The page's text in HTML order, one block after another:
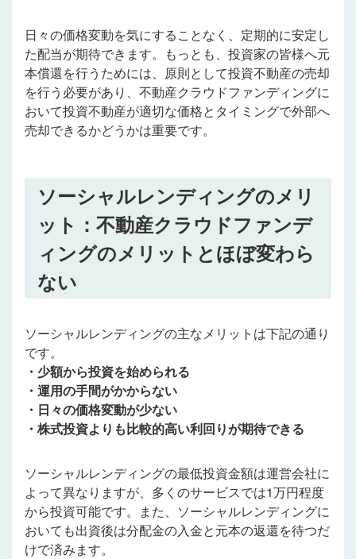
日々の価格変動を気にすることなく、定期的に安定し
た配当が期待できます。もっとも、投資家の皆様へ元
本償還を行うためには、原則として投資不動産の売却
を行う必要があり、不動産クラウドファンディングに
おいて投資不動産が適切な価格とタイミングで外部へ
売却できるかどうかは重要です。
ソーシャルレンディングのメリ
ット：不動産クラウドファンデ
ィングのメリットとほぼ変わら
ない
ソーシャルレンディングの主なメリットは下記の通り
です。
・少額から投資を始められる
・運用の手間がかからない
・日々の価格変動が少ない
・株式投資よりも比較的高い利回りが期待できる
ソーシャルレンディングの最低投資金額は運営会社に
よって異なりますが、多くのサービスでは1万円程度
から投資可能です。また、ソーシャルレンディングに
おいても出資後は分配金の入金と元本の返還を待つだ
けで済みます。